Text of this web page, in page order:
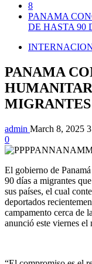
8
PANAMA
DE HASTA 90
PANAMA
MIGRANTES
admin March 8, 2025
0
El gobierno de
90 días a migrantes
sus países, el cual
deportados
campamento cerca de
anunció este viernes